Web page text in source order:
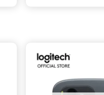
People Counting,